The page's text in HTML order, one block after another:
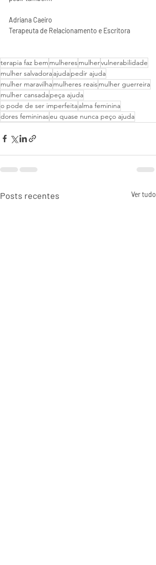
Adriana Caeiro
Terapeuta de Relacionamento e Escritora
terapia faz bem mulheresmulhervulnerabilidade
mulher salvadoraajudapedir ajuda
mulher maravilhamulheres reaismulher guerreira
mulher cansadapeça ajuda
o pode de ser imperfeitaalma feminina
dores femininaseu quase nunca peço ajuda
Posts recentes Ver tudo